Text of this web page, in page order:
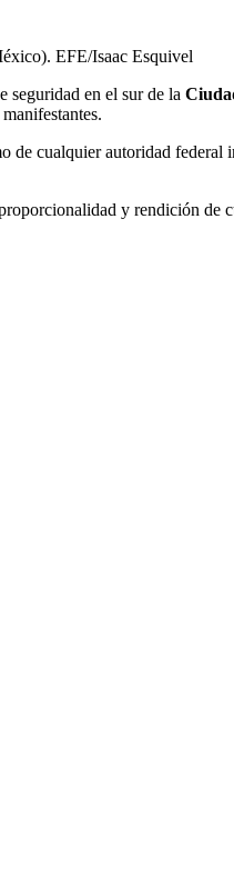
EFE/Isaac Esquivel
seguridad en el sur de la
de cualquier autoridad
y rendición de